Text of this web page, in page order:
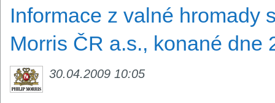
Informace z valné hromady
Morris ČR a.s., konané dne
30.04.2009 10:05